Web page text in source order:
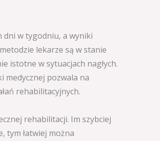
dni w tygodniu, a wyniki
lekarze są w stanie
istotne w sytuacjach nagłych.
medycznej pozwala na
rehabilitacyjnych.
rehabilitacji. Im szybciej
tym łatwiej można